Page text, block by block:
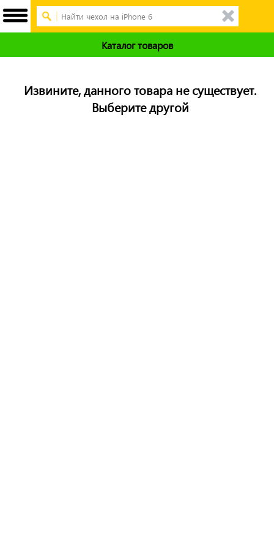
Каталог товаров
Извините, данного товара не существует.
Выберите другой